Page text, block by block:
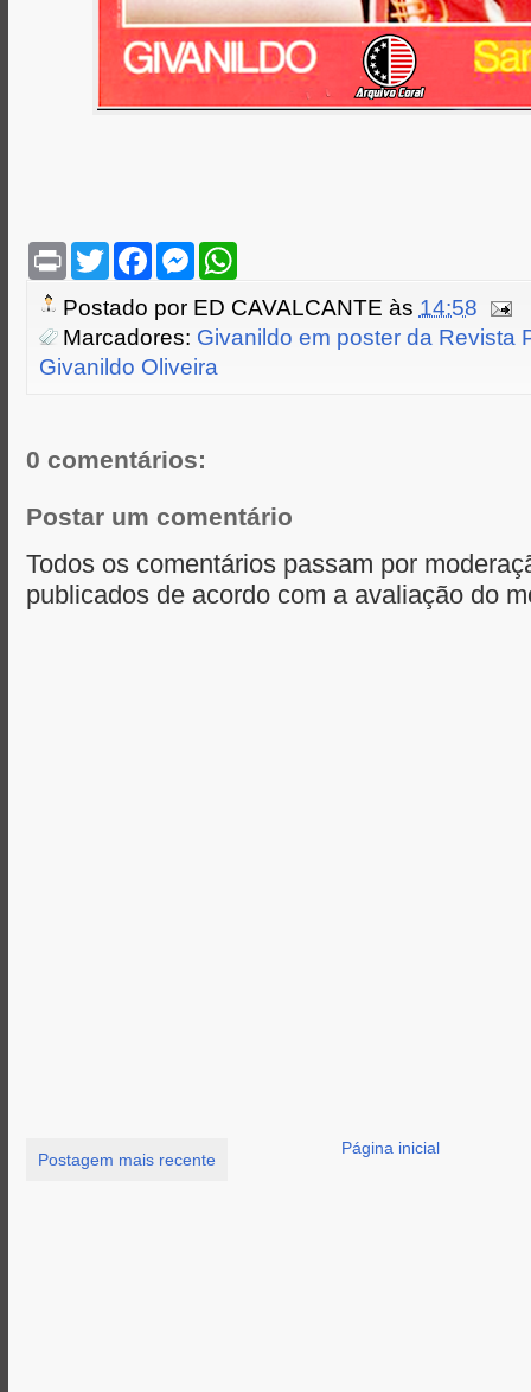
P
n
t
T
w
t
e
r
F
e
b
o
o
M
s
e
n
g
W
t
A
Postado por ED CAVALCANTE às 14:58
Marcadores: Givanildo em poster da Revista
Givanildo Oliveira
0 comentários:
Postar um comentário
Todos os comentários passam por
publicados de acordo com a avaliação do
Postagem mais recente
Página inicial